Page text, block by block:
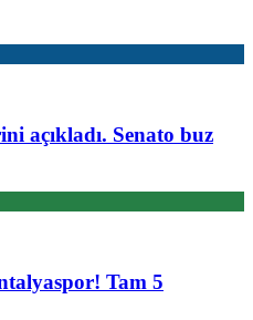
açıkladı. Senato buz
Tam 5